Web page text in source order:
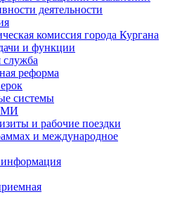
деятельности
комиссия города Кургана
и функции
реформа
системы
и рабочие поездки
и международное
информация